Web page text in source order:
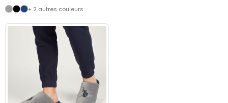
+ 2 autres couleurs